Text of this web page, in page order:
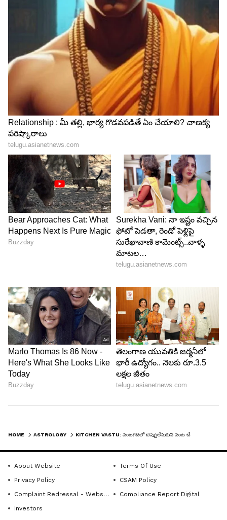
Image Credit : Getty
పరిష్కారం ఇదిగో
చలికాలంలో నేల చాలా చల్లగా ఉంటుంది కాబట్టి ఆ
కాలంలో ఎక్కువ మంది చెప్పులు ఇంట్లో వేసుకుంటారు. కీళ్ల
నొప్పులతో బాధపడేవారికి వైద్యులే చెప్పులు ధరించమని
సలహా ఇస్తారు. అలాంటి సమయం చెప్పులు వేసుకోక
తప్పదు. కానీ వంట చేసేటప్పుడు ఆ చెప్పులు తీసేస్తే
సరిపోతుంది.
ఇంట్లో వేసుకోవడం తప్పనిసరి అనుకునేవారు కొన్ని
సులభమైన వాస్తు నియమాలను పాటించవచ్చు. బయట
వేసుకునే చెప్పులను ఇంట్లోకి వాడకండి. ప్రత్యేకంగా
చెప్పులను వాడండి. వాటిని వేసుకుని ఎప్పుడూ బయటకు
లేదా బాత్రూమ్‌కు వెళ్లకండి. వంటగది అన్నపూర్ణా దేవి, అగ్ని
దేవుడి నిలయంగా భావిస్తారు. అపవిత్రమైన పాదాలతో
అక్కడికి వెళ్లడం మంచిది కాదు. ః
ABOUT THE AUTHOR
HOME ASTROLOGY
About Website
Terms Of Use
Privacy Policy
CSAM Policy
Complaint Redressal - Website
Compliance Report Digital
Investors